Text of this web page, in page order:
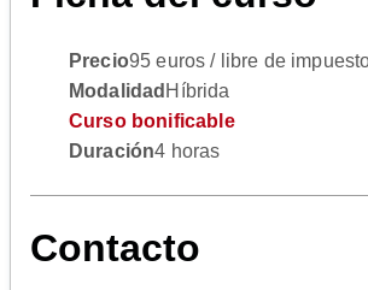
Precio95 euros / libre de
Modalidad Híbrida
Curso bonificable
Duración4 horas
Contacto